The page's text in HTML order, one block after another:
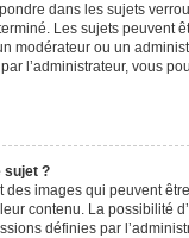
dans les sujets
Les sujets peuvent
modérateur ou un
l’administrateur, vous
sujet ?
des images qui peuvent
contenu. La possibilité
définies par